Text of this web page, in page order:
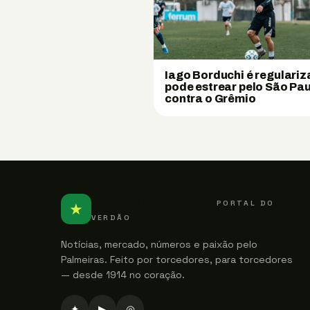
Iago Borduchi é
pode estrear pelo São
contra o Grêmio
★
PORTAL DO
VERDÃO
Notícias, mercado, números e paixão pelo
Palmeiras. Feito por torcedores, para torcedores
— desde 1914 no coração.